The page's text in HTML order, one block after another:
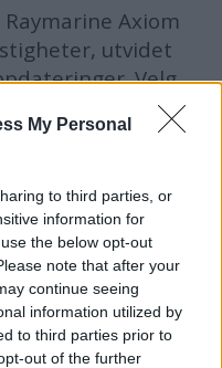
My Personal
to third parties, or
information for
the below opt-out
note that after your
continue seeing
information utilized by
to third parties prior to
out of the further
Axiom
utvidet
Velg
lesbarhet
LightHouse kart